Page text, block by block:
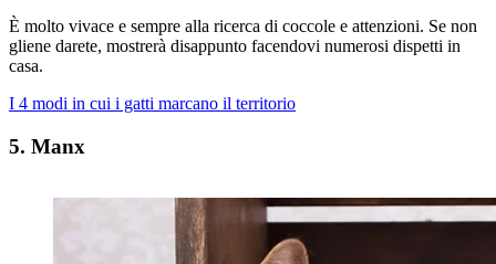
È molto vivace e sempre alla ricerca di coccole e attenzioni. Se non
gliene darete, mostrerà disappunto facendovi numerosi dispetti in
casa.
I 4 modi in cui i gatti marcano il territorio
5. Manx